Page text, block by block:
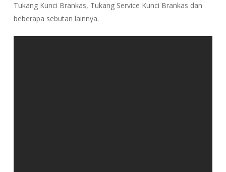
Tukang Kunci Brankas, Tukang Service Kunci Brankas dan
beberapa sebutan lainnya.